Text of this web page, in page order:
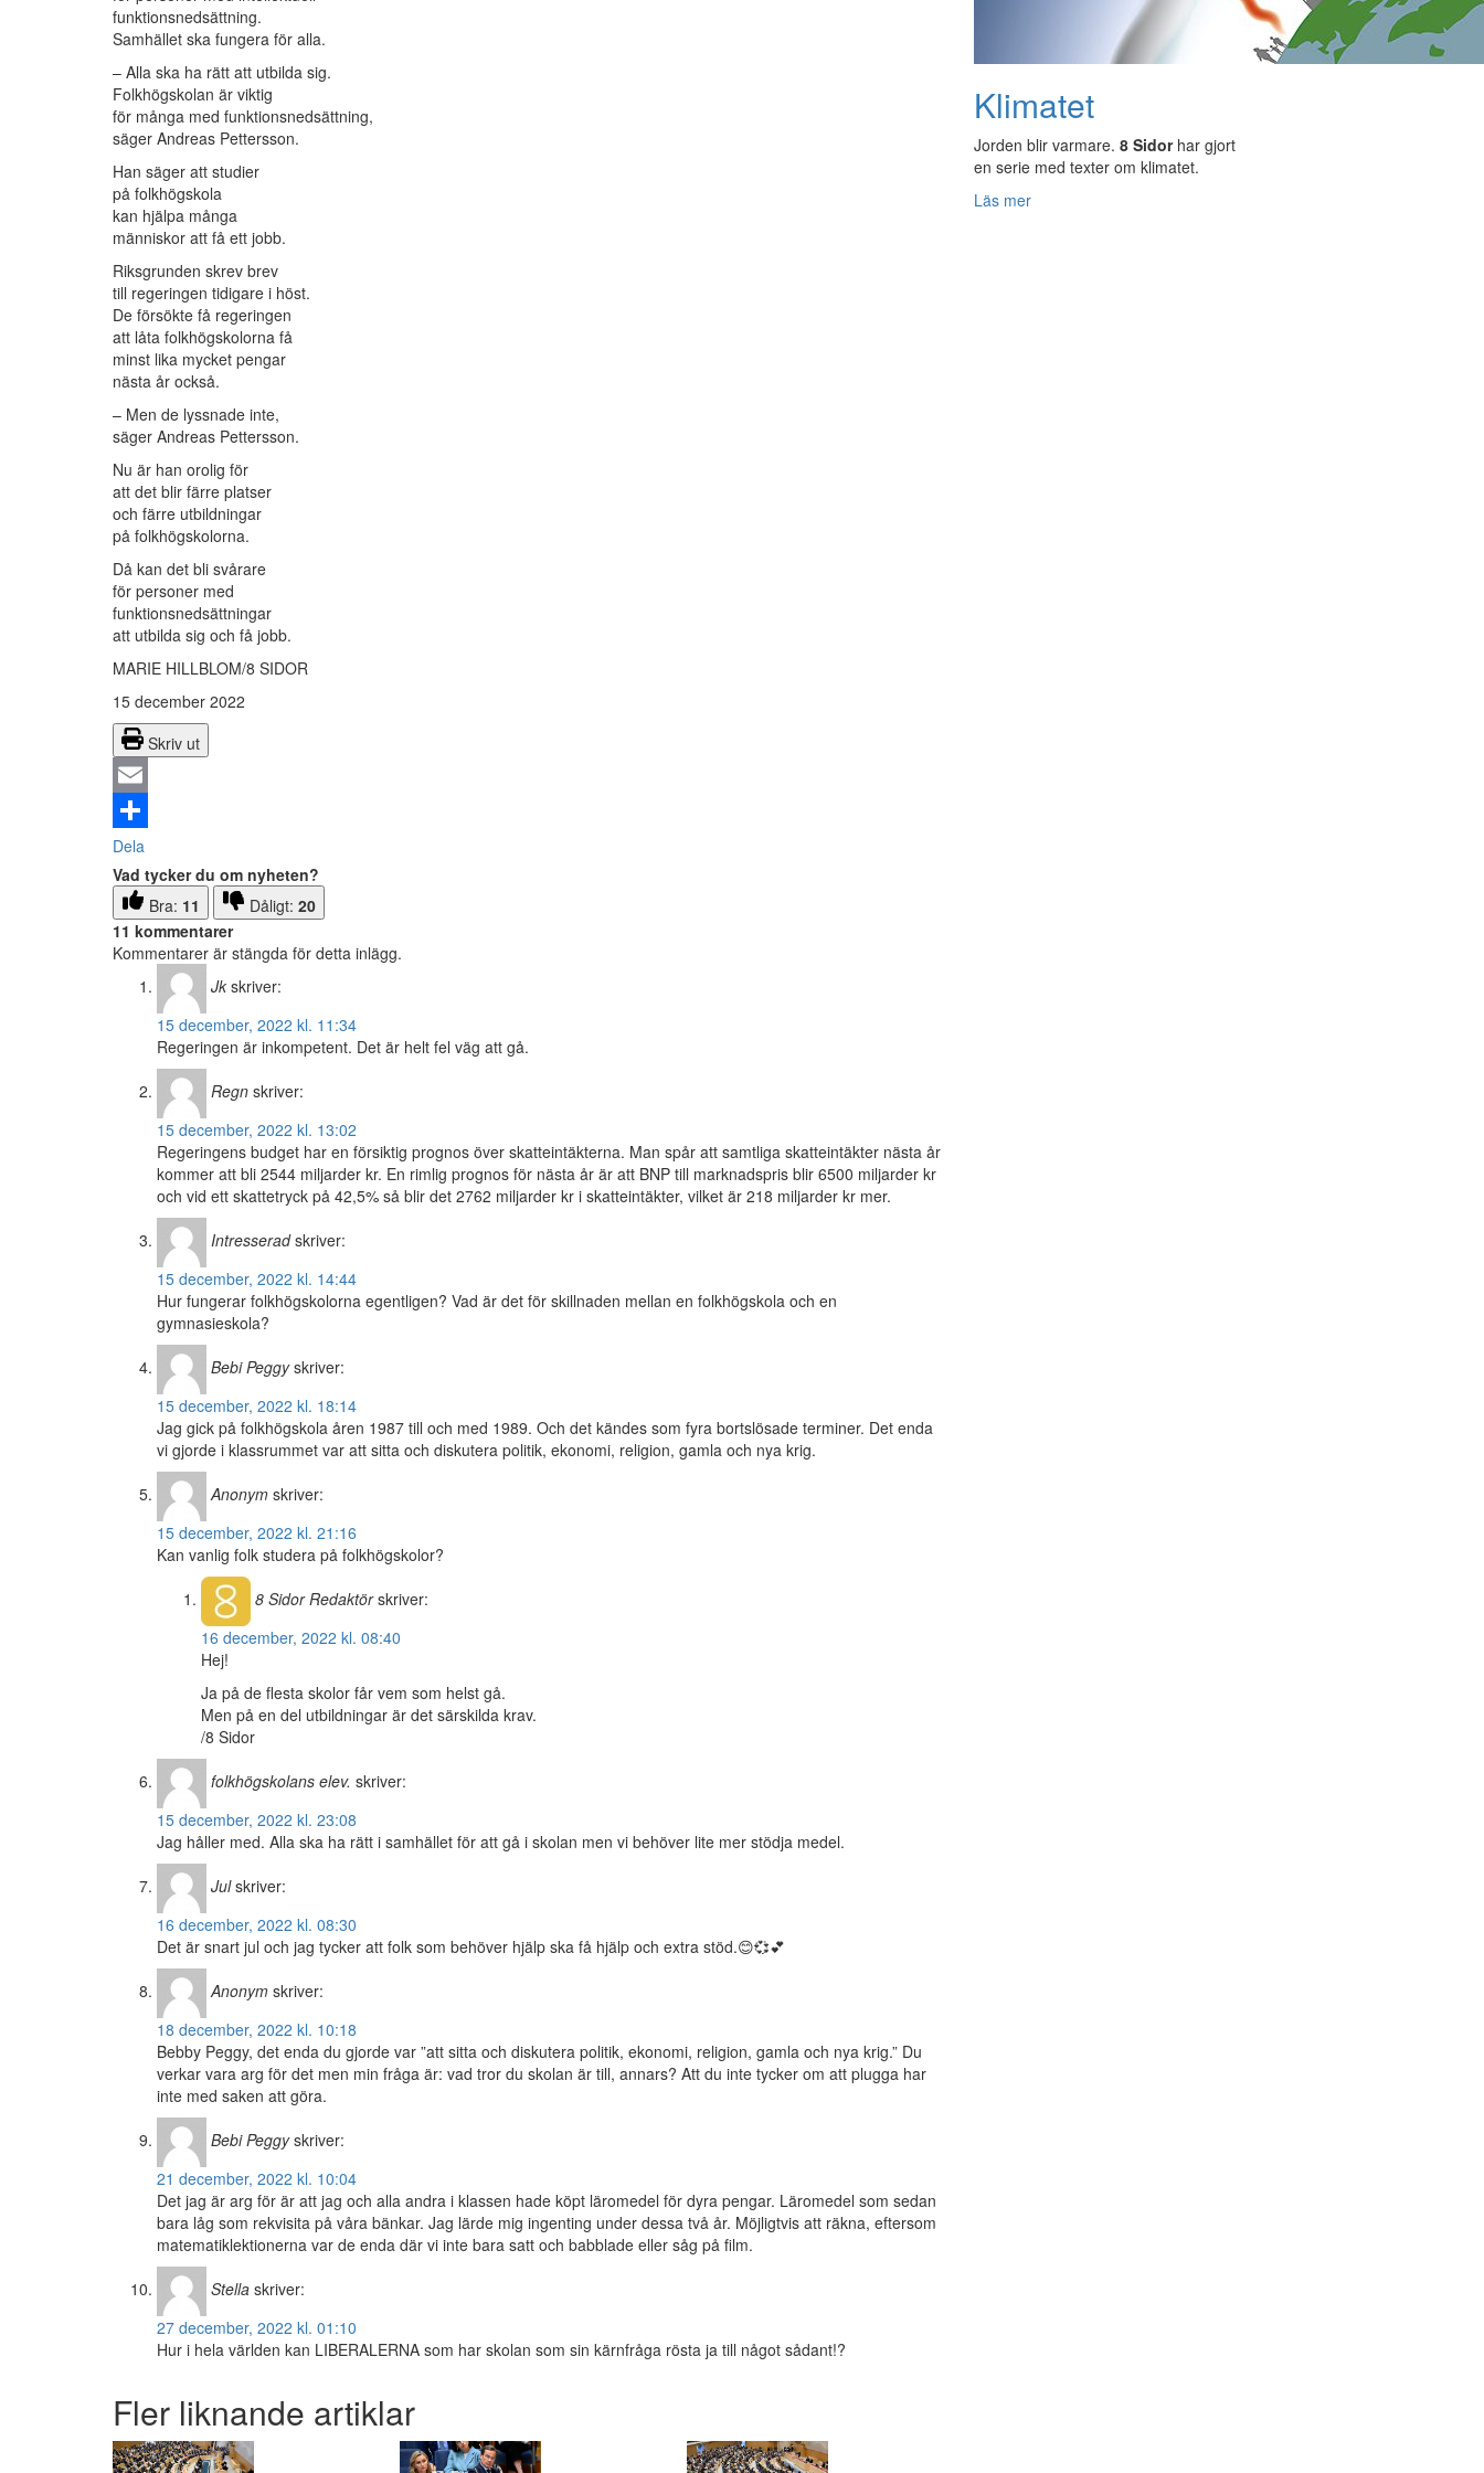
funktionsnedsättning.
Samhället ska fungera för alla.
– Alla ska ha rätt att utbilda sig.
Folkhögskolan är viktig
för många med funktionsnedsättning,
säger Andreas Pettersson.
Han säger att studier
på folkhögskola
kan hjälpa många
människor att få ett jobb.
Riksgrunden skrev brev
till regeringen tidigare i höst.
De försökte få regeringen
att låta folkhögskolorna få
minst lika mycket pengar
nästa år också.
– Men de lyssnade inte,
säger Andreas Pettersson.
Nu är han orolig för
att det blir färre platser
och färre utbildningar
på folkhögskolorna.
Då kan det bli svårare
för personer med
funktionsnedsättningar
att utbilda sig och få jobb.
MARIE HILLBLOM/8 SIDOR
15 december 2022
Skriv ut
Email
Dela
Vad tycker du om nyheten?
Bra: 11 Dåligt: 20
11 kommentarer
Kommentarer är stängda för detta inlägg.
Jk skriver:
15 december, 2022 kl. 11:34
Regeringen är inkompetent. Det är helt fel väg att gå.
Regn skriver:
15 december, 2022 kl. 13:02
Regeringens budget har en försiktig prognos över skatteintäkterna. Man spår att samtliga skatteintäkter nästa år
kommer att bli 2544 miljarder kr. En rimlig prognos för nästa år är att BNP till marknadspris blir 6500 miljarder kr
och vid ett skattetryck på 42,5% så blir det 2762 miljarder kr i skatteintäkter, vilket är 218 miljarder kr mer.
Intresserad skriver:
15 december, 2022 kl. 14:44
Hur fungerar folkhögskolorna egentligen? Vad är det för skillnaden mellan en folkhögskola och en
gymnasieskola?
Bebi Peggy skriver:
15 december, 2022 kl. 18:14
Jag gick på folkhögskola åren 1987 till och med 1989. Och det kändes som fyra bortslösade terminer. Det enda
vi gjorde i klassrummet var att sitta och diskutera politik, ekonomi, religion, gamla och nya krig.
Anonym skriver:
15 december, 2022 kl. 21:16
Kan vanlig folk studera på folkhögskolor?
8 Sidor Redaktör skriver:
16 december, 2022 kl. 08:40
Hej!
Ja på de flesta skolor får vem som helst gå.
Men på en del utbildningar är det särskilda krav.
/8 Sidor
folkhögskolans elev. skriver:
15 december, 2022 kl. 23:08
Jag håller med. Alla ska ha rätt i samhället för att gå i skolan men vi behöver lite mer stödja medel.
Jul skriver:
16 december, 2022 kl. 08:30
Det är snart jul och jag tycker att folk som behöver hjälp ska få hjälp och extra stöd.😊💞💕
Anonym skriver:
18 december, 2022 kl. 10:18
Bebby Peggy, det enda du gjorde var ”att sitta och diskutera politik, ekonomi, religion, gamla och nya krig.” Du
verkar vara arg för det men min fråga är: vad tror du skolan är till, annars? Att du inte tycker om att plugga har
inte med saken att göra.
Bebi Peggy skriver:
21 december, 2022 kl. 10:04
Det jag är arg för är att jag och alla andra i klassen hade köpt läromedel för dyra pengar. Läromedel som sedan
bara låg som rekvisita på våra bänkar. Jag lärde mig ingenting under dessa två år. Möjligtvis att räkna, eftersom
matematiklektionerna var de enda där vi inte bara satt och babblade eller såg på film.
Stella skriver:
27 december, 2022 kl. 01:10
Hur i hela världen kan LIBERALERNA som har skolan som sin kärnfråga rösta ja till något sådant!?
Fler liknande artiklar
Klimatet
Jorden blir varmare. 8 Sidorhar gjort
en serie med texter om klimatet.
Läs mer